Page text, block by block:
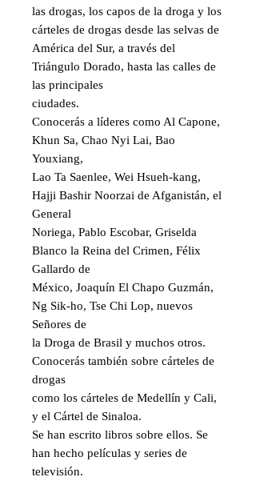
las drogas, los capos de la droga y los
cárteles de drogas desde las selvas de
América del Sur, a través del
Triángulo Dorado, hasta las calles de
las principales
ciudades.
Conocerás a líderes como Al Capone,
Khun Sa, Chao Nyi Lai, Bao
Youxiang,
Lao Ta Saenlee, Wei Hsueh-kang,
Hajji Bashir Noorzai de Afganistán, el
General
Noriega, Pablo Escobar, Griselda
Blanco la Reina del Crimen, Félix
Gallardo de
México, Joaquín El Chapo Guzmán,
Ng Sik-ho, Tse Chi Lop, nuevos
Señores de
la Droga de Brasil y muchos otros.
Conocerás también sobre cárteles de
drogas
como los cárteles de Medellín y Cali,
y el Cártel de Sinaloa.
Se han escrito libros sobre ellos. Se
han hecho películas y series de
televisión.